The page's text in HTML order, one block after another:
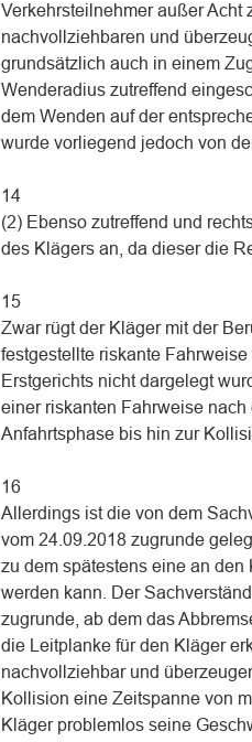
Verkehrsteilnehmer außer Acht
nachvollziehbaren und
grundsätzlich auch in einem
Wenderadius zutreffend
dem Wenden auf der
wurde vorliegend jedoch von
14
(2) Ebenso zutreffend und
des Klägers an, da dieser die
15
Zwar rügt der Kläger mit der
festgestellte riskante
Erstgerichts nicht dargelegt
einer riskanten Fahrweise
Anfahrtsphase bis hin zur
16
Allerdings ist die von dem
vom 24.09.2018 zugrunde
zu dem spätestens eine an
werden kann. Der
zugrunde, ab dem das
die Leitplanke für den Kläger
nachvollziehbar und
Kollision eine Zeitspanne von
Kläger problemlos seine